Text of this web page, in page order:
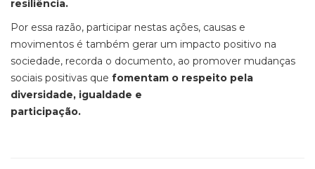
resiliência.
Por essa razão, participar nestas ações, causas e
movimentos é também gerar um impacto positivo na
sociedade, recorda o documento, ao promover mudanças
sociais positivas que fomentam o respeito pela
diversidade, igualdade e
participação.